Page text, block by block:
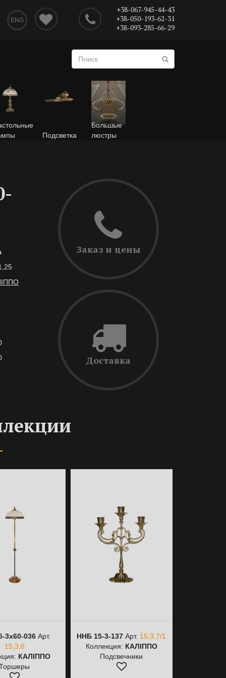
ENG
+38-067-945-44-43
+38-050-193-62-31
+38-093-285-66-29
Подсветка
Большые
люстры
Заказ и цены
Доставка
3х60-036Арт.
15,3,6
КАЛІППО
ННБ 15-3-137 Арт. 15,3,7/1
Коллекция: КАЛІППО
Подсвечники